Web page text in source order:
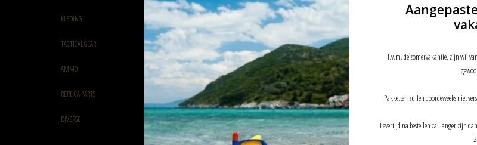
KLEDING
TACTICAL GEAR
AMMO
REPLICA PARTS
DIVERSE
I.v.m. de zomervakantie, zijn wij
Pakketten zullen doordeweeks niet
Levertijd na bestellen zal langer zijn